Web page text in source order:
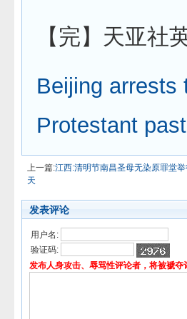
【完】天亚社
Beijing arrests
Protestant
上一篇:江西:清明节南昌圣母无染原罪堂
天
发表评论
用户名:
验证码:
发布人身攻击、辱骂性评论者，将被褫夺